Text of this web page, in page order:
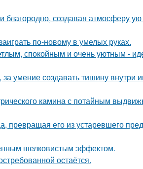
благородно, создавая атмосферу
по-новому в умелых руках.
спокойным и очень уютным -
умение создавать тишину внутри
камина с потайным
превращая его из устаревшего
шелковистым эффектом.
остаётся.